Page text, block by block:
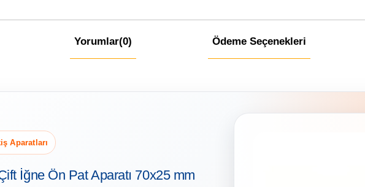
Yorumlar(0) Ödeme Seçenekleri
Aparatları
İğne Ön Pat Aparatı 70x25 mm